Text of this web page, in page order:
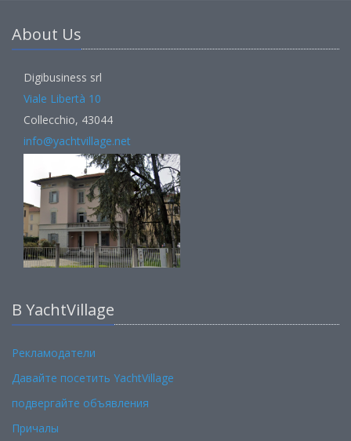
About Us
Digibusiness srl
Viale Libertà 10
Collecchio, 43044
info@yachtvillage.net
В YachtVillage
Рекламодатели
Давайте посетить YachtVillage
подвергайте объявления
Причалы